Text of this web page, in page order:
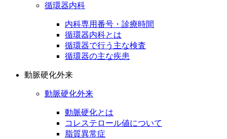
循環器内科
内科専用番号・診療時間
循環器内科とは
循環器で行う主な検査
循環器の主な疾患
動脈硬化外来
動脈硬化外来
動脈硬化とは
コレステロール値について
脂質異常症